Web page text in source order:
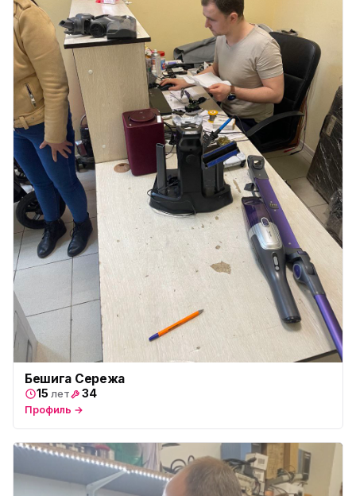
Бешига Сережа
15 лет 34
Профиль →